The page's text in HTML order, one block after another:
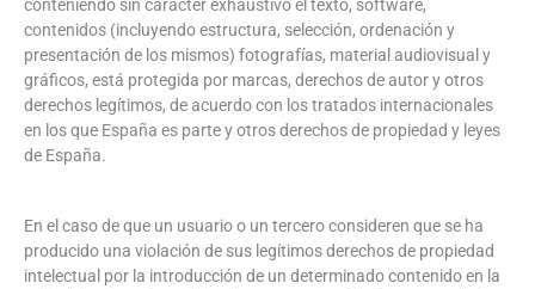
conteniendo sin carácter exhaustivo el texto, software,
contenidos (incluyendo estructura, selección, ordenación y
presentación de los mismos) fotografías, material audiovisual y
gráficos, está protegida por marcas, derechos de autor y otros
derechos legítimos, de acuerdo con los tratados internacionales
en los que España es parte y otros derechos de propiedad y leyes
de España.
En el caso de que un usuario o un tercero consideren que se ha
producido una violación de sus legítimos derechos de propiedad
intelectual por la introducción de un determinado contenido en la